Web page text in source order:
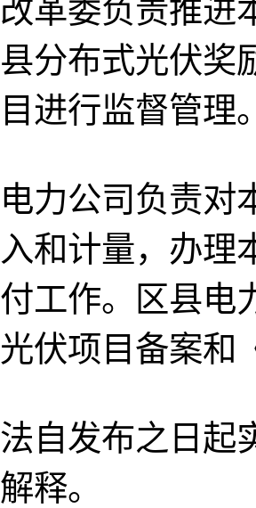
革委负责推
分布式光伏奖
进行监督管理
电力公司负责
和计量，办理
工作。区县电
伏项目备案和
自发布之日起
释。